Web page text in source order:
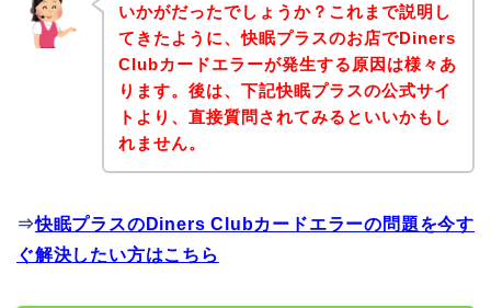
いかがだったでしょうか？これまで説明し
てきたように、快眠プラスのお店でDiners
Clubカードエラーが発生する原因は様々あ
ります。後は、下記快眠プラスの公式サイ
トより、直接質問されてみるといいかもし
れません。
⇒快眠プラスのDiners Clubカードエラーの問題を今す
ぐ解決したい方はこちら